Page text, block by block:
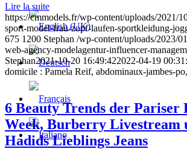
Lire la suite
https://cmmodels.fr/wp-content/uploads/2021/
sport-model-frau-zopf-laufen-sportkleidung-
675 1200 Stephan /wp-content/uploads/2023/
web-agency-modelagentur-influencer-
Stephan2021-10-20 16:49:422022-04-19
domicile : Pamela Reif, abdominaux-jambes-
6 Beauty Trends der Pariser
Week, Burberry Livestream
Hadids Lieblings Jeans